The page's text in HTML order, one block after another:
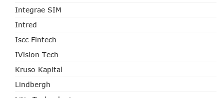
Integrae SIM
Intred
Iscc Fintech
IVision Tech
Kruso Kapital
Lindbergh